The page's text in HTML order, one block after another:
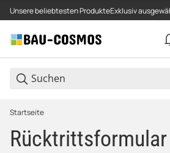
Unsere beliebtesten ProdukteExklusiv
Startseite
Rücktrittsformular